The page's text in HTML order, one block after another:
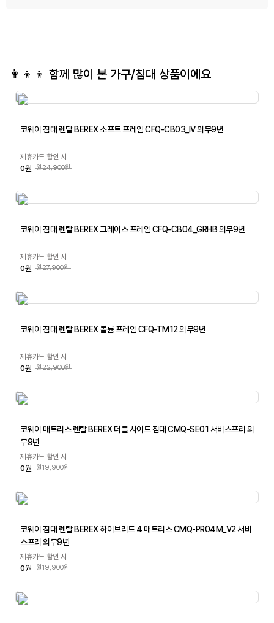
👩‍👦‍👦 함께 많이 본 가구/침대 상품이에요
코웨이 침대 렌탈 BEREX 소프트 프레임 CFQ-CB03_IV 의무9년
제휴카드 할인 시
0원 월24,900원
코웨이 침대 렌탈 BEREX 그레이스 프레임 CFQ-CB04_GRHB 의무9년
제휴카드 할인 시
0원 월27,900원
코웨이 침대 렌탈 BEREX 볼륨 프레임 CFQ-TM12 의무9년
제휴카드 할인 시
0원 월22,900원
코웨이 매트리스 렌탈 BEREX 더블 사이드 침대 CMQ-SE01 서비스프리 의
무9년
제휴카드 할인 시
0원 월19,900원
코웨이 침대 렌탈 BEREX 하이브리드 4 매트리스 CMQ-PR04M_V2 서비
스프리 의무9년
제휴카드 할인 시
0원 월19,900원